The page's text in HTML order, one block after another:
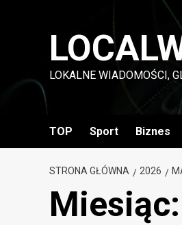
LOKALNE WIADOMOŚCI,
TOP Sport Biznes
STRONA GŁÓWNA 2026
Miesiąc: